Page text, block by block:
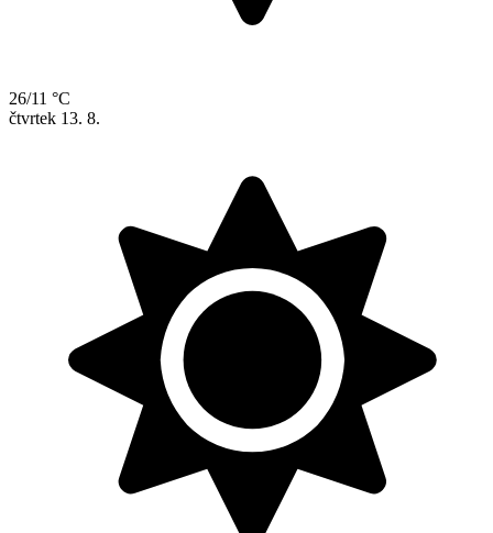
26/11 °C
čtvrtek 13. 8.